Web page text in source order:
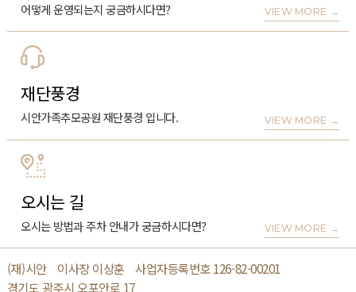
어떻게 운영되는지 궁금하시다면? VIEW MORE →
재단풍경
시안가족추모공원 재단풍경 입니다. VIEW MORE →
오시는 길
오시는 방법과 주차 안내가 궁금하시다면? VIEW MORE →
(재)시안 이사장 이상훈
사업자등록번호 126-82-00201
경기도 광주시 오포안로 17